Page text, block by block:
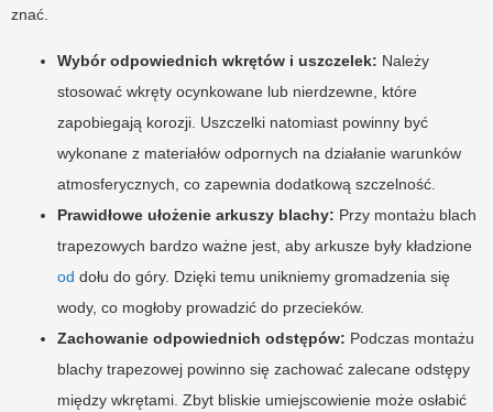
znać.
Wybór odpowiednich wkrętów i uszczelek: Należy
stosować wkręty ocynkowane lub nierdzewne, które
zapobiegają korozji. Uszczelki natomiast powinny być
wykonane z materiałów odpornych na działanie warunków
atmosferycznych, co zapewnia dodatkową szczelność.
Prawidłowe ułożenie arkuszy blachy: Przy montażu blach
trapezowych bardzo ważne jest, aby arkusze były kładzione
od dołu do góry. Dzięki temu unikniemy gromadzenia się
wody, co mogłoby prowadzić do przecieków.
Zachowanie odpowiednich odstępów: Podczas montażu
blachy trapezowej powinno się zachować zalecane odstępy
między wkrętami. Zbyt bliskie umiejscowienie może osłabić